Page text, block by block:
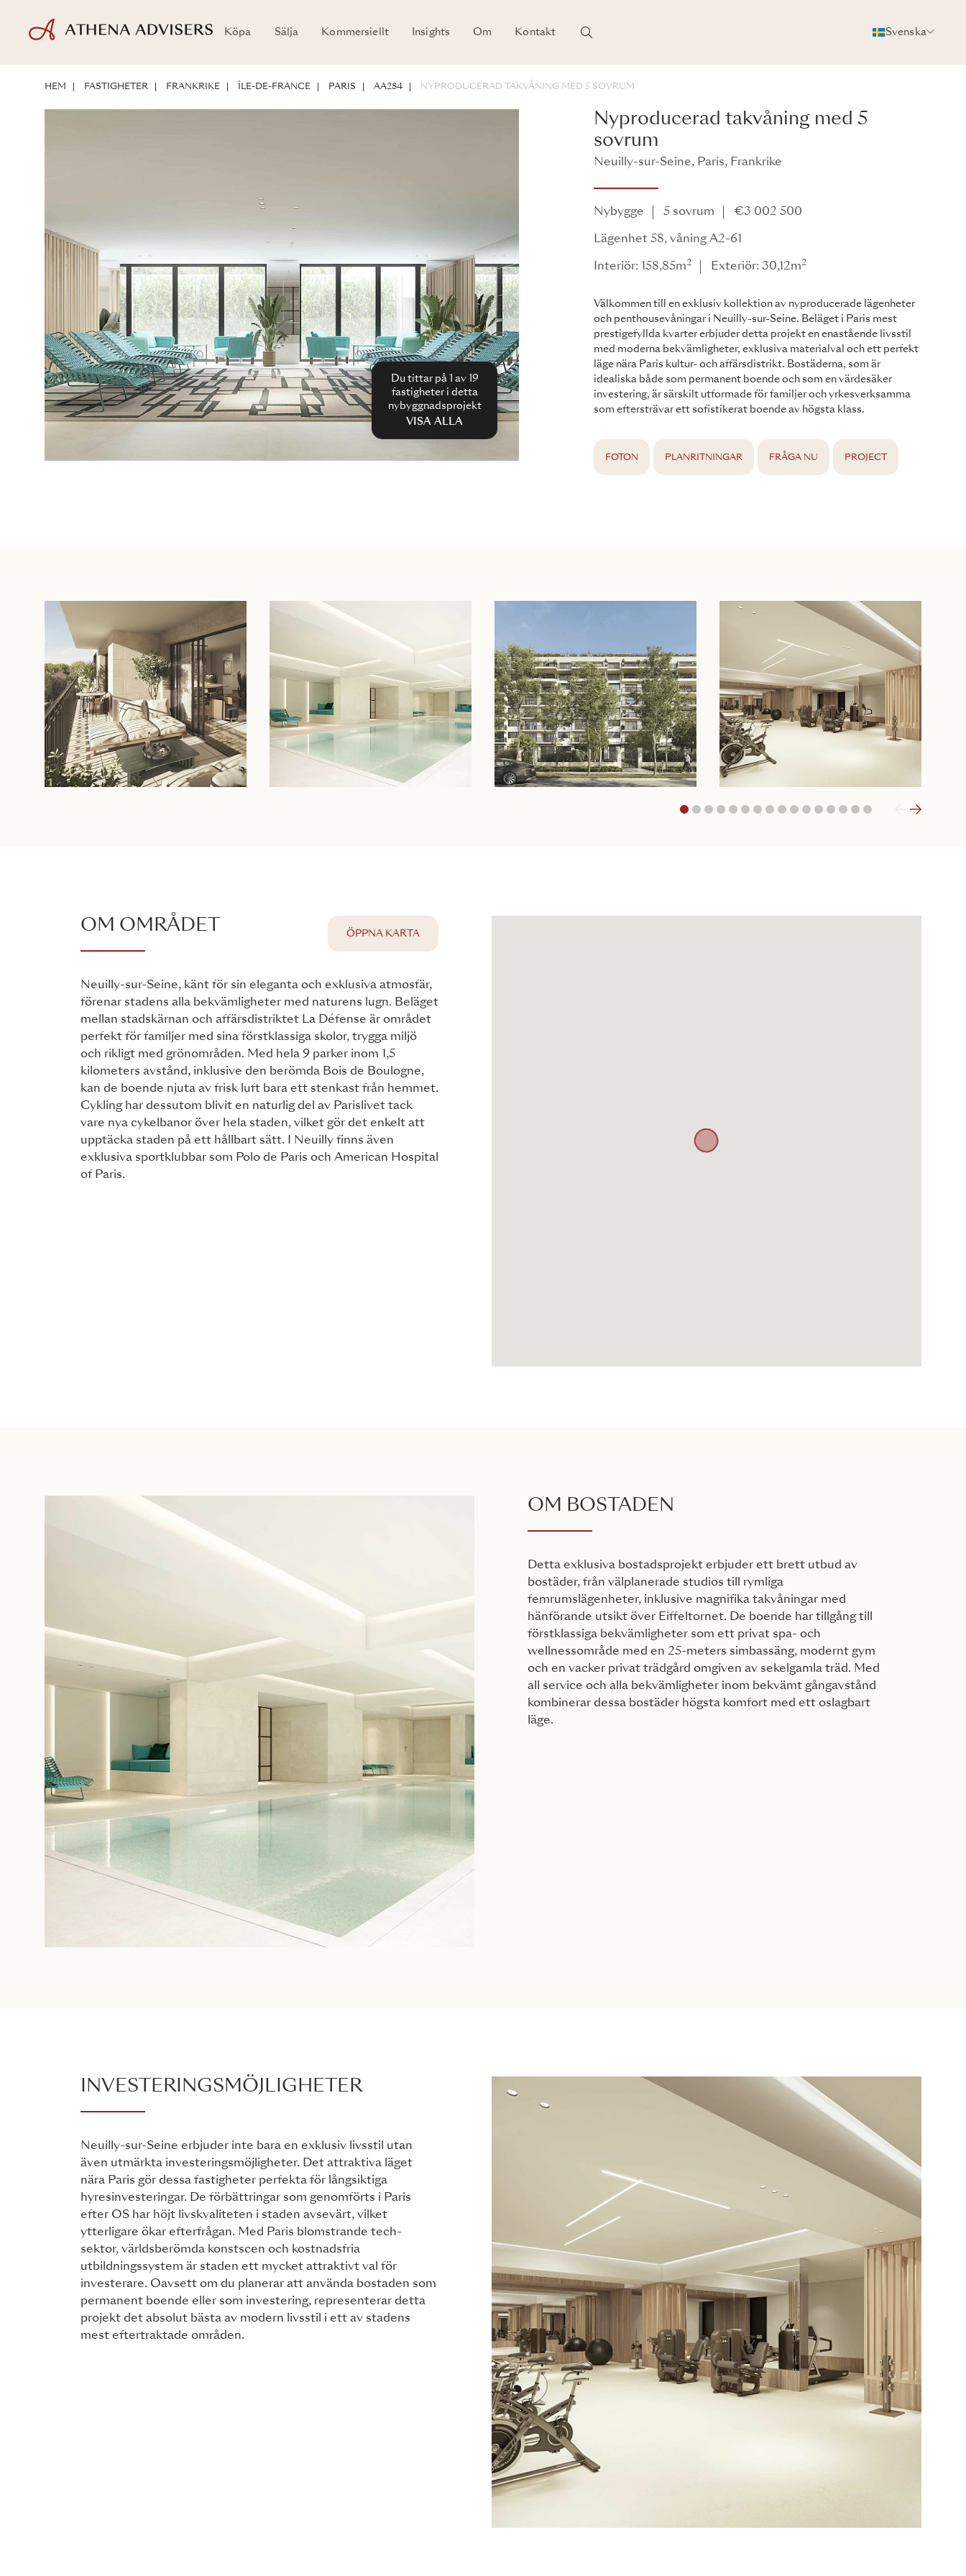
Köpa Sälja Kommersiellt Insights Om Kontakt Svenska
HEM FASTIGHETER FRANKRIKE ÎLE-DE-FRANCE PARIS AA284 NYPRODUCERAD TAKVÅNING MED 5 SOVRUM
Du tittar på 1 av
19
fastigheter i detta
nybyggnadsprojekt
VISA ALLA
Nyproducerad takvåning med 5
sovrum
Neuilly-sur-Seine, Paris, Frankrike
Nybygge 5 sovrum €3 002 500
Lägenhet 58, våning A2-61
Interiör: 158,85m2 Exteriör: 30,12m2
Välkommen till en exklusiv kollektion av nyproducerade lägenheter
och penthousevåningar i Neuilly-sur-Seine. Beläget i Paris mest
prestigefyllda kvarter erbjuder detta projekt en enastående livsstil
med moderna bekvämligheter, exklusiva materialval och ett perfekt
läge nära Paris kultur- och affärsdistrikt. Bostäderna, som är
idealiska både som permanent boende och som en värdesäker
investering, är särskilt utformade för familjer och yrkesverksamma
som eftersträvar ett sofistikerat boende av högsta klass.
FOTON PLANRITNINGAR FRÅGA NU PROJECT
1 2 3 4 5 6 7 8 9 1011 1213 16
OM OMRÅDET
Neuilly-sur-Seine, känt för sin eleganta och exklusiva atmosfär,
förenar stadens alla bekvämligheter med naturens lugn. Beläget
mellan stadskärnan och affärsdistriktet La Défense är området
perfekt för familjer med sina förstklassiga skolor, trygga miljö
och rikligt med grönområden. Med hela 9 parker inom 1,5
kilometers avstånd, inklusive den berömda Bois de Boulogne,
kan de boende njuta av frisk luft bara ett stenkast från hemmet.
Cykling har dessutom blivit en naturlig del av Parislivet tack
vare nya cykelbanor över hela staden, vilket gör det enkelt att
upptäcka staden på ett hållbart sätt. I Neuilly finns även
exklusiva sportklubbar som Polo de Paris och American Hospital
of Paris.
ÖPPNA KARTA
OM BOSTADEN
Detta exklusiva bostadsprojekt erbjuder ett brett utbud av
bostäder, från välplanerade studios till rymliga
femrumslägenheter, inklusive magnifika takvåningar med
hänförande utsikt över Eiffeltornet. De boende har tillgång till
förstklassiga bekvämligheter som ett privat spa- och
wellnessområde med en 25-meters simbassäng, modernt gym
och en vacker privat trädgård omgiven av sekelgamla träd. Med
all service och alla bekvämligheter inom bekvämt gångavstånd
kombinerar dessa bostäder högsta komfort med ett oslagbart
läge.
INVESTERINGSMÖJLIGHETER
Neuilly-sur-Seine erbjuder inte bara en exklusiv livsstil utan
även utmärkta investeringsmöjligheter. Det attraktiva läget
nära Paris gör dessa fastigheter perfekta för långsiktiga
hyresinvesteringar. De förbättringar som genomförts i Paris
efter OS har höjt livskvaliteten i staden avsevärt, vilket
ytterligare ökar efterfrågan. Med Paris blomstrande tech-
sektor, världsberömda konstscen och kostnadsfria
utbildningssystem är staden ett mycket attraktivt val för
investerare. Oavsett om du planerar att använda bostaden som
permanent boende eller som investering, representerar detta
projekt det absolut bästa av modern livsstil i ett av stadens
mest eftertraktade områden.